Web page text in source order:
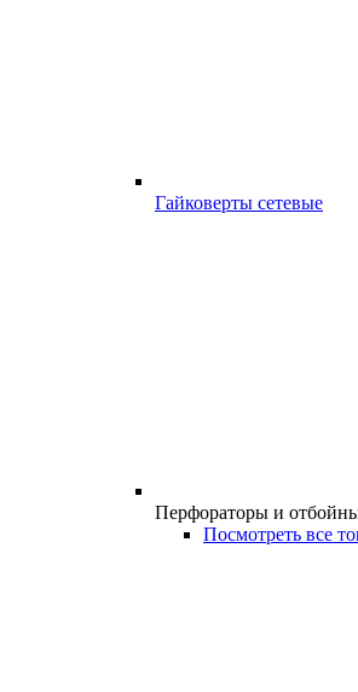
Гайковерты сетевые
Перфораторы и
Посмотреть все